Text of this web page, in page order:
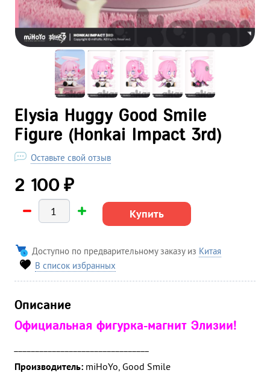
Elysia Huggy Good Smile
Figure (Honkai Impact 3rd)
Оставьте свой отзыв
2 100 ₽
Купить
Доступно по предварительному заказу из Китая
В список избранных
Описание
Официальная фигурка-магнит Элизии!
Производитель: miHoYo, Good Smile